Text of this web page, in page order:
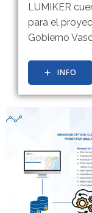
LUMIKER
para el
Gobierno
INFO